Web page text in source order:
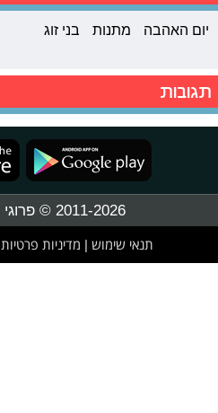
יום האהבה מתנות בני זוג
תגובות
2011-2026 © פרוגי תקשורת בע"מ
תנאי שימוש מדיניות פרטיות